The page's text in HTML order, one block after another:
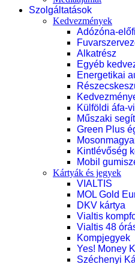
Szolgáltatások
Kedvezmények
Adózóna-
Alkatrész
Egyéb
Energetikai
Külföldi áfa-
Műszaki
Green Plus
Kintlévőség
Mobil
Kártyák és jegyek
VIALTIS
MOL Gold
DKV kártya
Vialtis
Vialtis 48
Kompjegyek
Yes! Money
Széchenyi